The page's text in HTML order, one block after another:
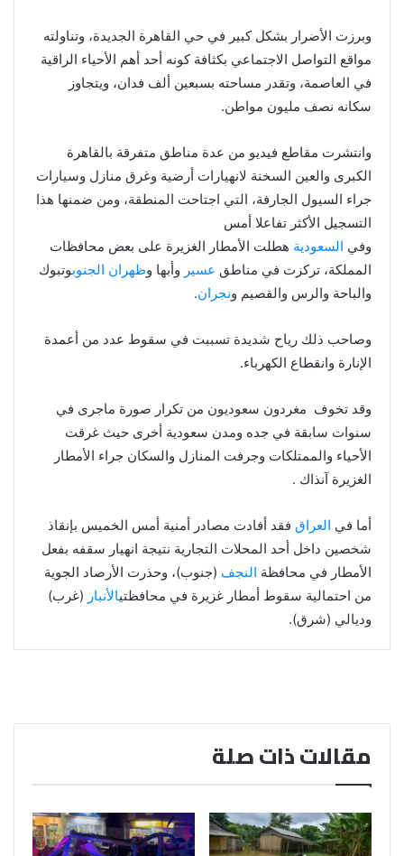
وبرزت الأضرار بشكل كبير في حي القاهرة الجديدة، وتناولته
مواقع التواصل الاجتماعي بكثافة كونه أحد أهم الأحياء الراقية
في العاصمة، وتقدر مساحته بسبعين ألف فدان، ويتجاوز
سكانه نصف مليون مواطن.
وانتشرت مقاطع فيديو من عدة مناطق متفرقة بالقاهرة
الكبرى والعين السخنة لانهيارات أرضية وغرق منازل وسيارات
جراء السيول الجارفة، التي اجتاحت المنطقة، ومن ضمنها هذا
التسجيل الأكثر تفاعلا أمس
وفي السعودية هطلت الأمطار الغزيرة على بعض محافظات
المملكة، تركزت في مناطق عسير وأبها وظهران الجنوبوتبوك
والباحة والرس والقصيم ونجران.
وصاحب ذلك رياح شديدة تسببت في سقوط عدد من أعمدة
الإنارة وانقطاع الكهرباء.
وقد تخوف مغردون سعوديون من تكرار صورة ماجرى في
سنوات سابقة في جده ومدن سعودية أخرى حيث غرقت
الأحياء والممتلكات وجرفت المنازل والسكان جراء الأمطار
الغزيرة آنذاك .
أما في العراق فقد أفادت مصادر أمنية أمس الخميس بإنقاذ
شخصين داخل أحد المحلات التجارية نتيجة انهيار سقفه بفعل
الأمطار في محافظة النجف (جنوب)، وحذرت الأرصاد الجوية
من احتمالية سقوط أمطار غزيرة في محافظتيالأنبار (غرب)
وديالي (شرق).
مقالات ذات صلة